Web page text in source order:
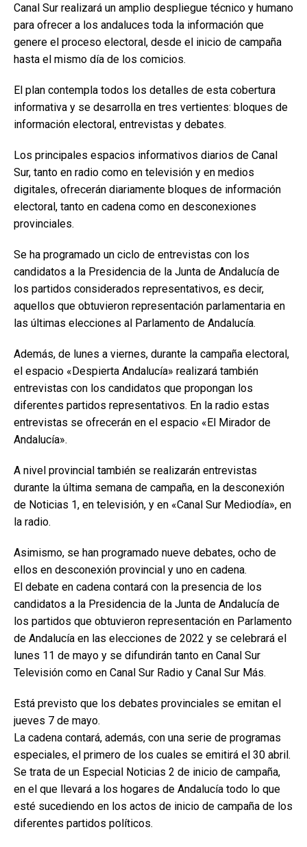
Canal Sur realizará un amplio despliegue técnico y humano
para ofrecer a los andaluces toda la información que
genere el proceso electoral, desde el inicio de campaña
hasta el mismo día de los comicios.
El plan contempla todos los detalles de esta cobertura
informativa y se desarrolla en tres vertientes: bloques de
información electoral, entrevistas y debates.
Los principales espacios informativos diarios de Canal
Sur, tanto en radio como en televisión y en medios
digitales, ofrecerán diariamente bloques de información
electoral, tanto en cadena como en desconexiones
provinciales.
Se ha programado un ciclo de entrevistas con los
candidatos a la Presidencia de la Junta de Andalucía de
los partidos considerados representativos, es decir,
aquellos que obtuvieron representación parlamentaria en
las últimas elecciones al Parlamento de Andalucía.
Además, de lunes a viernes, durante la campaña electoral,
el espacio «Despierta Andalucía» realizará también
entrevistas con los candidatos que propongan los
diferentes partidos representativos. En la radio estas
entrevistas se ofrecerán en el espacio «El Mirador de
Andalucía».
A nivel provincial también se realizarán entrevistas
durante la última semana de campaña, en la desconexión
de Noticias 1, en televisión, y en «Canal Sur Mediodía», en
la radio.
Asimismo, se han programado nueve debates, ocho de
ellos en desconexión provincial y uno en cadena.
El debate en cadena contará con la presencia de los
candidatos a la Presidencia de la Junta de Andalucía de
los partidos que obtuvieron representación en Parlamento
de Andalucía en las elecciones de 2022 y se celebrará el
lunes 11 de mayo y se difundirán tanto en Canal Sur
Televisión como en Canal Sur Radio y Canal Sur Más.
Está previsto que los debates provinciales se emitan el
jueves 7 de mayo.
La cadena contará, además, con una serie de programas
especiales, el primero de los cuales se emitirá el 30 abril.
Se trata de un Especial Noticias 2 de inicio de campaña,
en el que llevará a los hogares de Andalucía todo lo que
esté sucediendo en los actos de inicio de campaña de los
diferentes partidos políticos.